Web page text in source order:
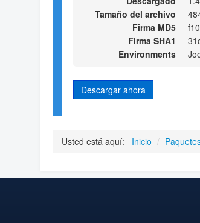
Tamaño del archivo
Firma MD5
Firma SHA1
Environments
Descargar ahora
Usted está aquí: Inicio /